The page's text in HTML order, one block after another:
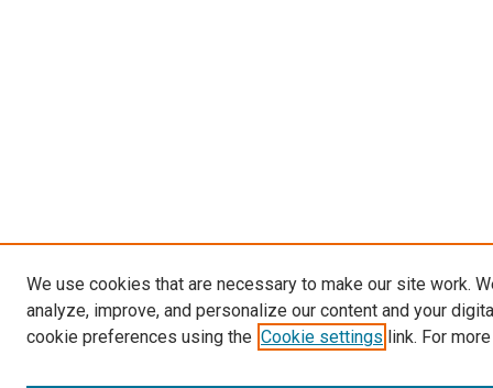
We use cookies that are necessary to make our site work.
analyze, improve, and personalize our content and your
cookie preferences using the Cookie settings link. For